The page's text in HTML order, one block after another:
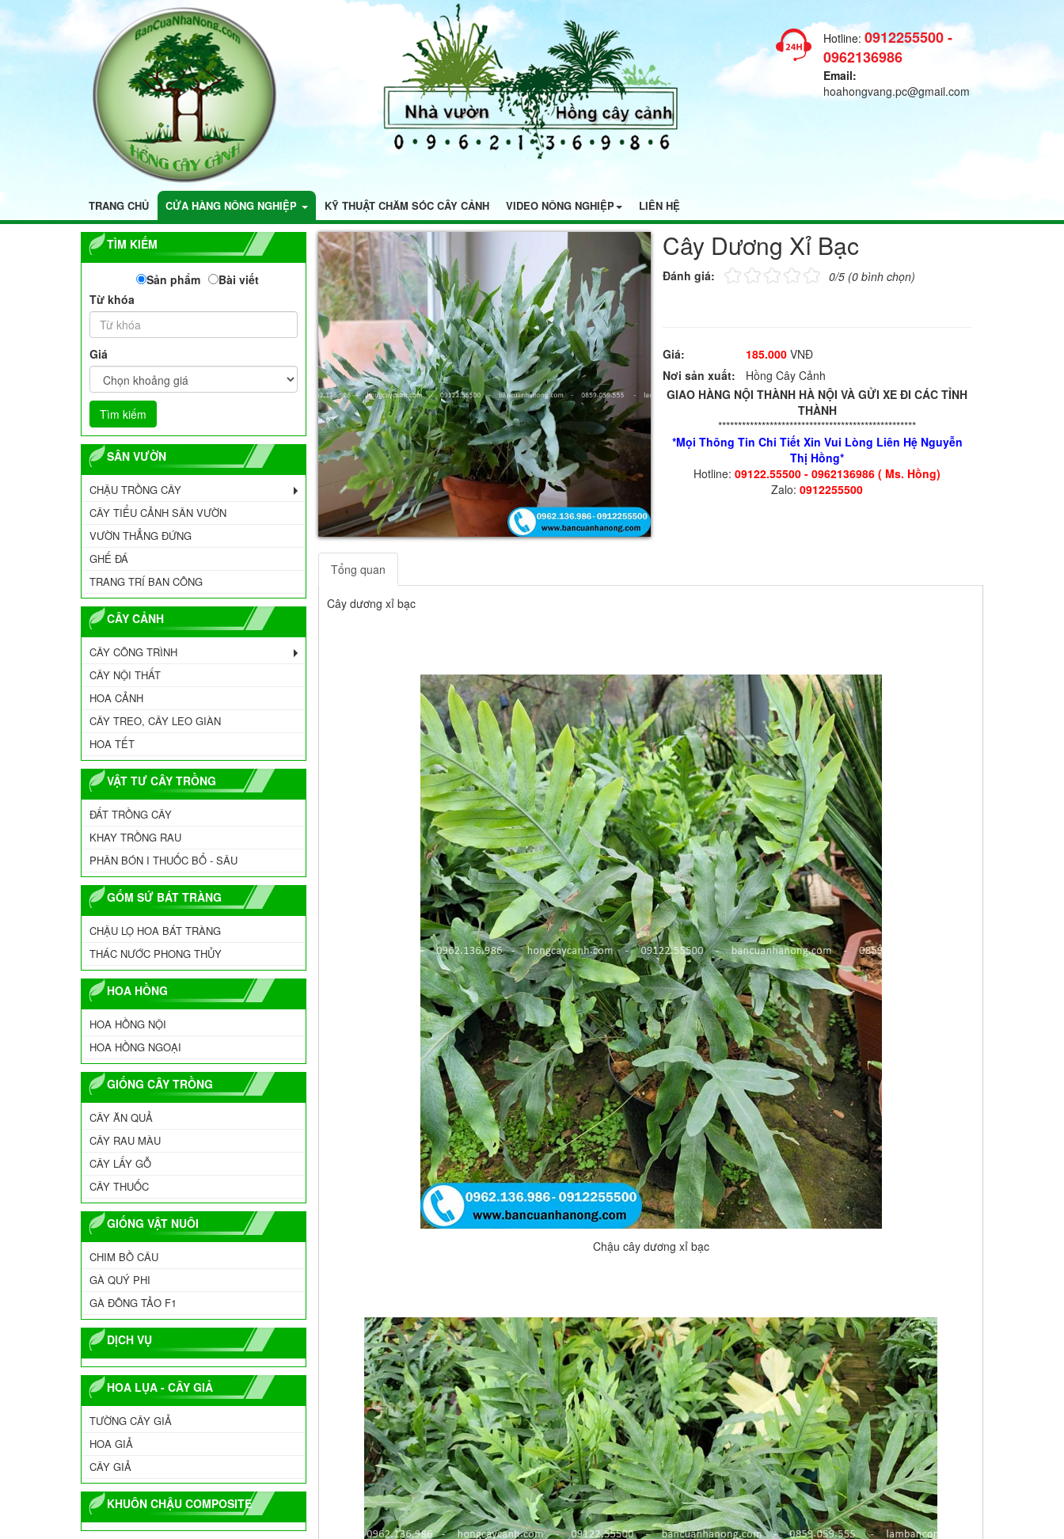
Hotline: 0912255500 -
0962136986
Email:
hoahongvang.pc@gmail.com
TRANG CHỦ CỬA HÀNG NÔNG NGHIỆP KỸ THUẬT CHĂM SÓC CÂY CẢNH VIDEO NÔNG NGHIỆP LIÊN HỆ
TÌM KIẾM
Sản phẩm
Bài viết
Từ khóa
Giá
SÂN VƯỜN
CHẬU TRỒNG CÂY
CÂY TIỂU CẢNH SÂN VƯỜN
VƯỜN THẲNG ĐỨNG
GHẾ ĐÁ
TRANG TRÍ BAN CÔNG
CÂY CẢNH
CÂY CÔNG TRÌNH
CÂY NỘI THẤT
HOA CẢNH
CÂY TREO, CÂY LEO GIÀN
HOA TẾT
VẬT TƯ CÂY TRỒNG
ĐẤT TRỒNG CÂY
KHAY TRỒNG RAU
PHÂN BÓN I THUỐC BỔ - SÂU
GỐM SỨ BÁT TRÀNG
CHẬU LỌ HOA BÁT TRÀNG
THÁC NƯỚC PHONG THỦY
HOA HỒNG
HOA HỒNG NỘI
HOA HỒNG NGOẠI
GIỐNG CÂY TRỒNG
CÂY ĂN QUẢ
CÂY RAU MÀU
CÂY LẤY GỖ
CÂY THUỐC
GIỐNG VẬT NUÔI
CHIM BỒ CÂU
GÀ QUÝ PHI
GÀ ĐÔNG TẢO F1
DỊCH VỤ
HOA LỤA - CÂY GIẢ
TƯỜNG CÂY GIẢ
HOA GIẢ
CÂY GIẢ
KHUÔN CHẬU COMPOSITE
Cây Dương Xỉ Bạc
Đánh giá: 0/5 (0 bình chọn)
Giá: 185.000 VNĐ
Nơi sản xuất:
Hồng Cây Cảnh
GIAO HÀNG NỘI THÀNH HÀ NỘI VÀ GỬI XE ĐI CÁC TỈNH
THÀNH
**************************************************
*Mọi Thông Tin Chi Tiết Xin Vui Lòng Liên Hệ Nguyễn
Thị Hồng*
Hotline: 09122.55500 - 0962136986 ( Ms. Hồng)
Zalo: 0912255500
Tổng quan
Cây dương xỉ bạc
Chậu cây dương xỉ bạc